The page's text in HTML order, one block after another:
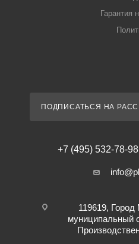
Гарантия
ПОДПИСАТЬСЯ НА
+7 (495) 532-78-98
119619, Город
муниципальный